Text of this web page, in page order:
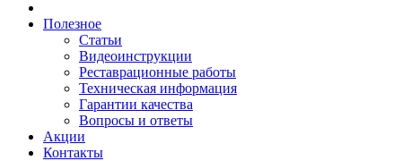
Полезное
Статьи
Видеоинструкции
Реставрационные работы
Техническая информация
Гарантии качества
Вопросы и ответы
Акции
Контакты